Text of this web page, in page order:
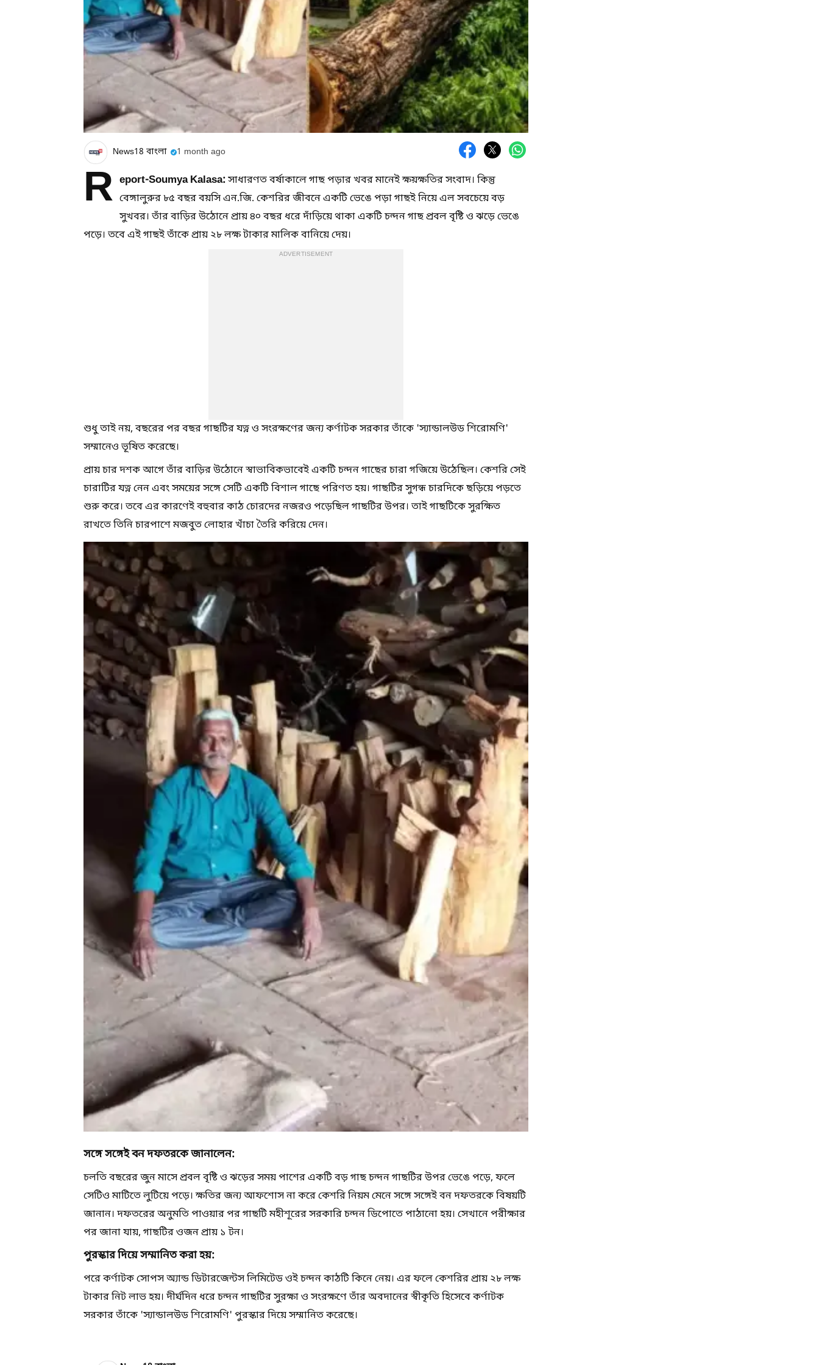
News18 বাংলা 1 month ago
R eport-Soumya Kalasa:সাধারণত বর্ষাকালে গাছ পড়ার খবর মানেই ক্ষয়ক্ষতির সংবাদ। কিন্তু
বেঙ্গালুরুর ৮৫ বছর বয়সি এন.জি. কেশরির জীবনে একটি ভেঙে পড়া গাছই নিয়ে এল সবচেয়ে বড়
সুখবর। তাঁর বাড়ির উঠোনে প্রায় ৪০ বছর ধরে দাঁড়িয়ে থাকা একটি চন্দন গাছ প্রবল বৃষ্টি ও ঝড়ে ভেঙে
পড়ে। তবে এই গাছই তাঁকে প্রায় ২৮ লক্ষ টাকার মালিক বানিয়ে দেয়।
ADVERTISEMENT
শুধু তাই নয়, বছরের পর বছর গাছটির যত্ন ও সংরক্ষণের জন্য কর্ণাটক সরকার তাঁকে 'স্যান্ডালউড শিরোমণি'
সম্মানেও ভূষিত করেছে।
প্রায় চার দশক আগে তাঁর বাড়ির উঠোনে স্বাভাবিকভাবেই একটি চন্দন গাছের চারা গজিয়ে উঠেছিল। কেশরি সেই
চারাটির যত্ন নেন এবং সময়ের সঙ্গে সেটি একটি বিশাল গাছে পরিণত হয়। গাছটির সুগন্ধ চারদিকে ছড়িয়ে পড়তে
শুরু করে। তবে এর কারণেই বহুবার কাঠ চোরদের নজরও পড়েছিল গাছটির উপর। তাই গাছটিকে সুরক্ষিত
রাখতে তিনি চারপাশে মজবুত লোহার খাঁচা তৈরি করিয়ে দেন।
সঙ্গে সঙ্গেই বন দফতরকে জানালেন:
চলতি বছরের জুন মাসে প্রবল বৃষ্টি ও ঝড়ের সময় পাশের একটি বড় গাছ চন্দন গাছটির উপর ভেঙে পড়ে, ফলে
সেটিও মাটিতে লুটিয়ে পড়ে। ক্ষতির জন্য আফশোস না করে কেশরি নিয়ম মেনে সঙ্গে সঙ্গেই বন দফতরকে বিষয়টি
জানান। দফতরের অনুমতি পাওয়ার পর গাছটি মহীশূরের সরকারি চন্দন ডিপোতে পাঠানো হয়। সেখানে পরীক্ষার
পর জানা যায়, গাছটির ওজন প্রায় ১ টন।
পুরস্কার দিয়ে সম্মানিত করা হয়:
পরে কর্ণাটক সোপস অ্যান্ড ডিটারজেন্টস লিমিটেড ওই চন্দন কাঠটি কিনে নেয়। এর ফলে কেশরির প্রায় ২৮ লক্ষ
টাকার নিট লাভ হয়। দীর্ঘদিন ধরে চন্দন গাছটির সুরক্ষা ও সংরক্ষণে তাঁর অবদানের স্বীকৃতি হিসেবে কর্ণাটক
সরকার তাঁকে 'স্যান্ডালউড শিরোমণি' পুরস্কার দিয়ে সম্মানিত করেছে।